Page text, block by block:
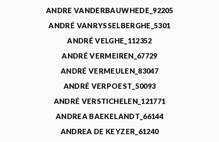
ANDRE VANDERBAUWHEDE_92205
ANDRÉ VANRYSSELBERGHE_5301
ANDRÉ VELGHE_112352
ANDRÉ VERMEIREN_67729
ANDRÉ VERMEULEN_83047
ANDRÉ VERPOEST_50093
ANDRÉ VERSTICHELEN_121771
ANDREA BAEKELANDT_66144
ANDREA DE KEYZER_61240